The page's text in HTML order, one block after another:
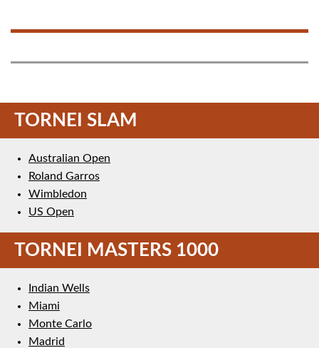
TORNEI SLAM
Australian Open
Roland Garros
Wimbledon
US Open
TORNEI MASTERS 1000
Indian Wells
Miami
Monte Carlo
Madrid